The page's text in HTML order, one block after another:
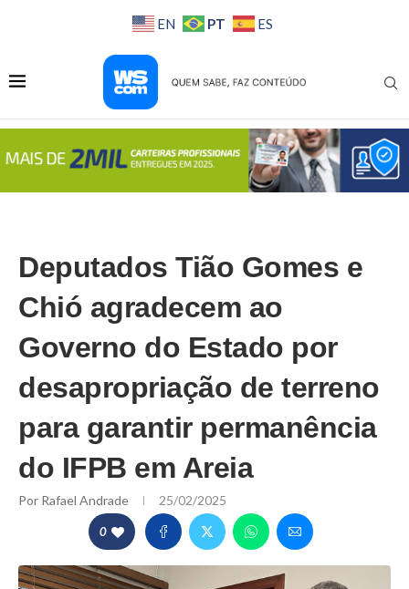
EN PT ES
Deputados Tião Gomes e
Chió agradecem ao
Governo do Estado por
desapropriação de terreno
para garantir permanência
do IFPB em Areia
Por Rafael Andrade 25/02/2025
0